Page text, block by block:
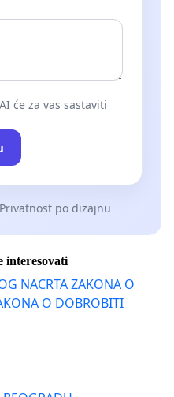
će za vas sastaviti
Privatnost po dizajnu
interesovati
NACRTA ZAKONA O
O DOBROBITI